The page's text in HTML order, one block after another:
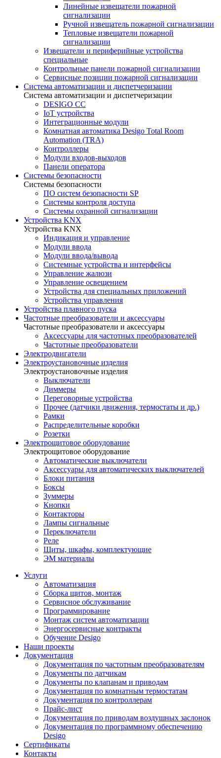
Линейные извещатели пожарной
сигнализации
Ручной извещатель пожарной сигнализации
Тепловые извещатели пожарной
сигнализации
Извещатели и периферийные устройства
специальные
Контрольные панели пожарной сигнализации
Сервисные позиции пожарной сигнализации
Система автоматизации и диспетчеризации
Система автоматизации и диспетчеризации
DESIGO CC
IoT устройства
Интеграционные модули
Комнатная автоматика Desigo Total Room
Automation (TRA)
Контроллеры
Модули входов-выходов
Панели оператора
Системы безопасности
Системы безопасности
ПО систем безопасности SP
Системы контроля доступа
Системы охранной сигнализации
Устройства KNX
Устройства KNX
Индикация и управление
Модули ввода
Модули ввода/вывода
Системные устройства и интерфейсы
Управление жалюзи
Управление освещением
Устройства для специальных приложений
Устройства управления
Устройства плавного пуска
Частотные преобразователи и аксессуары
Частотные преобразователи и аксессуары
Аксессуары для частотных преобразователей
Частотные преобразователи
Электродвигатели
Электроустановочные изделия
Электроустановочные изделия
Выключатели
Диммеры
Переговорные устройства
Прочее (датчики движения, термостаты и др.)
Рамки
Распределительные коробки
Розетки
Электрощитовое оборудование
Электрощитовое оборудование
Автоматические выключатели
Аксессуары для автоматических выключателей
Блоки питания
Боксы
Зуммеры
Кнопки
Контакторы
Лампы сигнальные
Переключатели
Реле
Щиты, шкафы, комплектующие
ЭМ материалы
Услуги
Автоматизация
Сборка щитов, монтаж
Сервисное обслуживание
Программирование
Монтаж систем автоматизации
Энергосервисные контракты
Обучение Desigo
Наши проекты
Документация
Документация по частотным преобразователям
Документы по датчикам
Документы по клапанам и приводам
Документация по комнатным термостатам
Документация по контроллерам
Прайс-лист
Документация по приводам воздушных заслонок
Документация по программному обеспечению
Desigo
Сертификаты
Контакты